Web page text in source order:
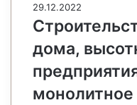
29.12.2022
дома,
монолитное